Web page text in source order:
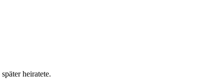
heiratete.